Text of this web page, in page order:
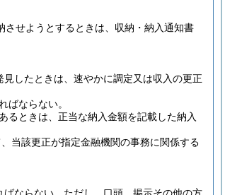
せようとするときは、収納・納入通知書
したときは、速やかに調定又は収入の更正
ばならない。
るときは、正当な納入金額を記載した納入
当該更正が指定金融機関の事務に関係する